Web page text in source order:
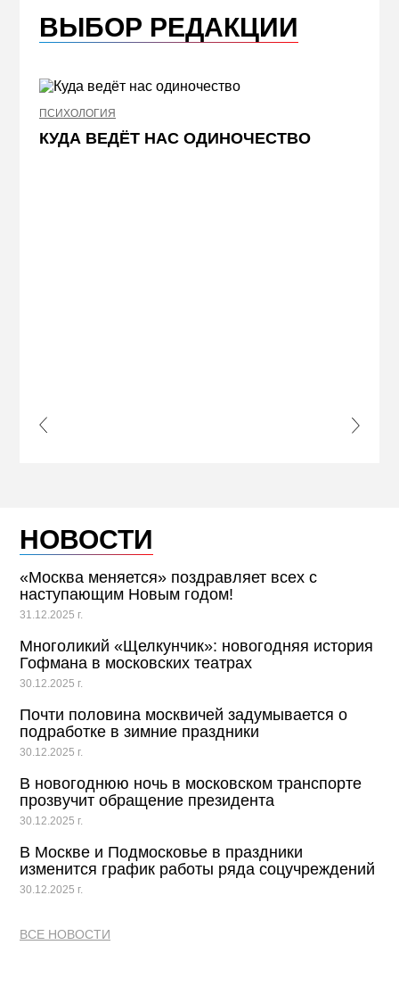
ВЫБОР РЕДАКЦИИ
ПСИХОЛОГИЯ
КУДА ВЕДЁТ НАС ОДИНОЧЕСТВО
Slide
Next
НОВОСТИ
«Москва меняется» поздравляет всех с
наступающим Новым годом!
31.12.2025 г.
Многоликий «Щелкунчик»: новогодняя история
Гофмана в московских театрах
30.12.2025 г.
Почти половина москвичей задумывается о
подработке в зимние праздники
30.12.2025 г.
В новогоднюю ночь в московском транспорте
прозвучит обращение президента
30.12.2025 г.
В Москве и Подмосковье в праздники
изменится график работы ряда соцучреждений
30.12.2025 г.
ВСЕ НОВОСТИ